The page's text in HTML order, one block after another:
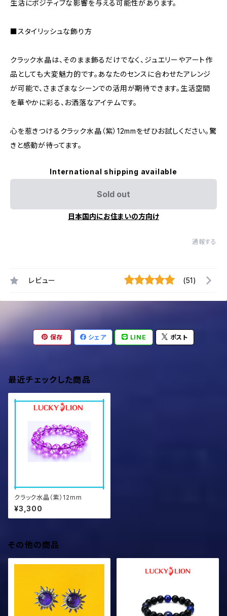
生活にポジティブな影響を与える可能性があります。
■スタイリッシュな飾り方
クラック水晶は、そのまま飾るだけでなく、ジュエリーやアート作
品としても大変魅力的です。あなたのセンスに合わせたアレンジ
が可能で、さまざまなシーンでの活用が期待できます。生活空間
を華やかに彩る、お洒落なアイテムです。
心を惹きつけるクラック水晶（紫）12mmをぜひお試しください。驚
きと感動が待ってます。
International shipping available
Sold out
日本国内にお住まいの方向け
通報する
レビュー (51)
保存 シェア LINE ポスト
最近チェックした商品
クラック水晶（紫）12mm
¥3,300
その他の商品